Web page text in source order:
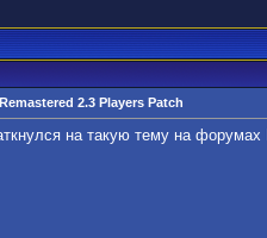
2.3 Players Patch
на такую тему на